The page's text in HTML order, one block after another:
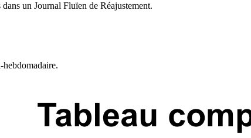
un Journal Fluïen de Réajustement.